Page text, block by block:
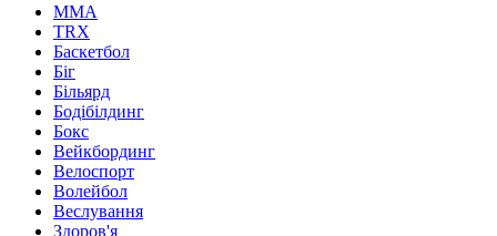
MMA
TRX
Баскетбол
Біг
Більярд
Бодібілдинг
Бокс
Вейкбординг
Велоспорт
Волейбол
Веслування
Здоров'я